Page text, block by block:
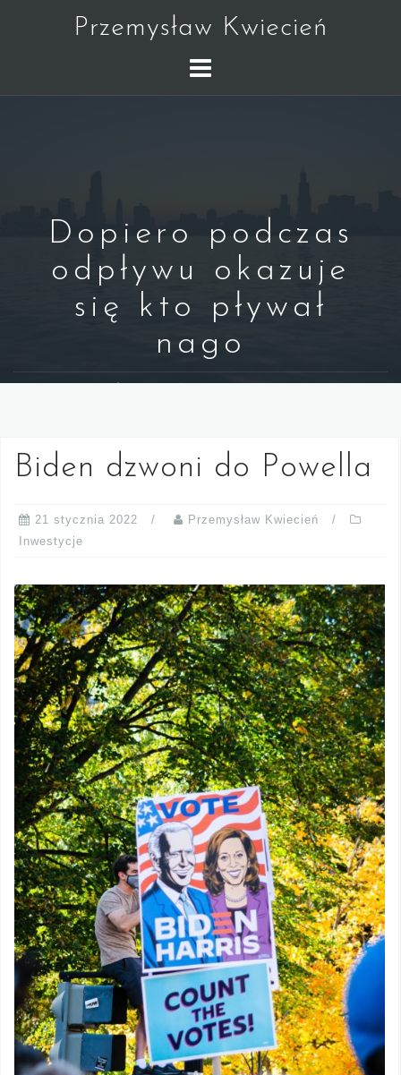
Przemysław Kwiecień
Dopiero podczas
odpływu okazuje
się kto pływał
nago
Biden dzwoni do Powella
21 stycznia 2022
Przemysław Kwiecień
Inwestycje